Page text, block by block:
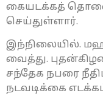
கையடக்கத்
செய்துள்ளார்.
இந்நிலையில்.
வைத்து.
சந்தேக நபரை
நடவடிக்கை